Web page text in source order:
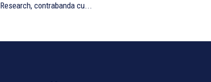
Research, contrabanda cu...